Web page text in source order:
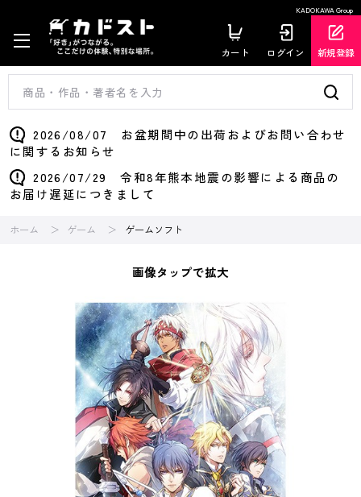
KADOKAWA Group
カート ログイン 新規登録
2026/08/07 お盆期間中の出荷およびお問い合わせ
に関するお知らせ
2026/07/29 令和8年熊本地震の影響による商品の
お届け遅延につきまして
ホーム ゲーム ゲームソフト
画像タップで拡大